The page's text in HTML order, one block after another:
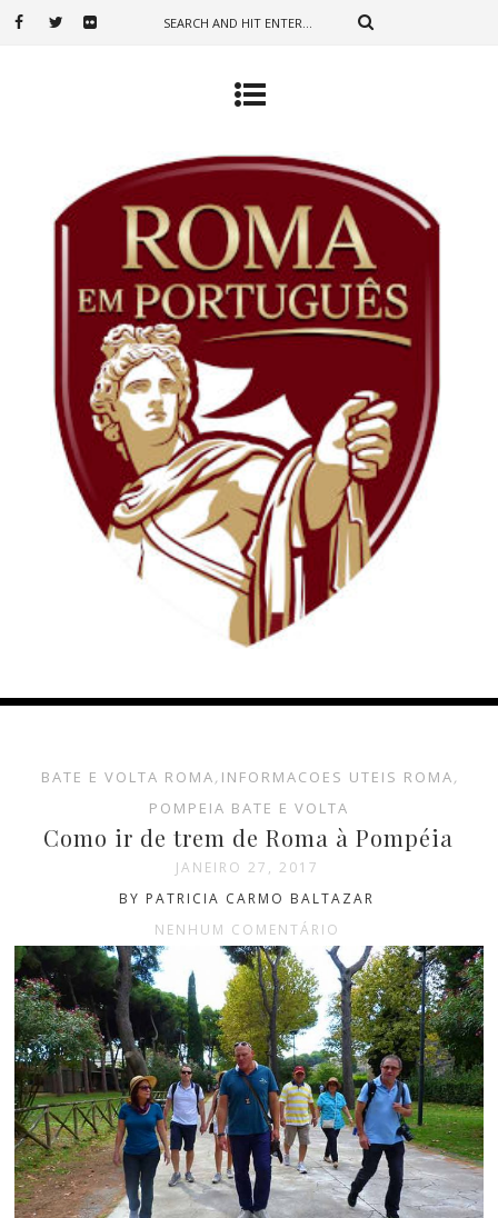
BATE E VOLTA ROMA, INFORMACOES UTEIS ROMA,
POMPEIA BATE E VOLTA
Como ir de trem de Roma à Pompéia
JANEIRO 27, 2017
BY PATRICIA CARMO BALTAZAR
NENHUM COMENTÁRIO